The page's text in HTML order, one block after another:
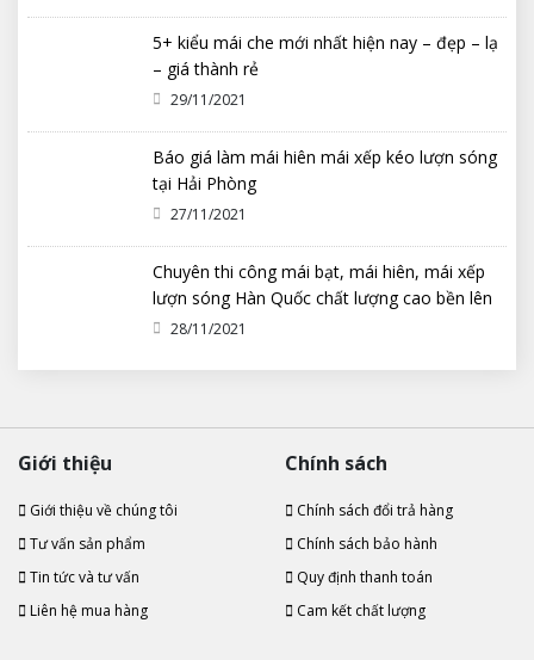
5+ kiểu mái che mới nhất hiện nay – đẹp – lạ
– giá thành rẻ
29/11/2021
Báo giá làm mái hiên mái xếp kéo lượn sóng
tại Hải Phòng
27/11/2021
Chuyên thi công mái bạt, mái hiên, mái xếp
lượn sóng Hàn Quốc chất lượng cao bền lên
tới 10 năm
28/11/2021
Giới thiệu
Giới thiệu về chúng tôi
Tư vấn sản phẩm
Tin tức và tư vấn
Liên hệ mua hàng
Chính sách
Chính sách đổi trả hàng
Chính sách bảo hành
Quy định thanh toán
Cam kết chất lượng